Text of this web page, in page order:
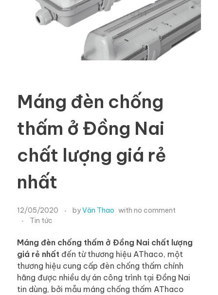
Máng đèn chống
thấm ở Đồng Nai
chất lượng giá rẻ
nhất
12/05/2020 byVăn Thao with no comment
Tin tức
Máng đèn chống thấm ở Đồng Nai chất lượng
giá rẻ nhất đến từ thương hiệu AThaco, một
thương hiệu cung cấp đèn chống thấm chính
hãng được nhiều dự án công trình tại Đồng Nai
tin dùng, bởi mẫu máng chống thấm AThaco